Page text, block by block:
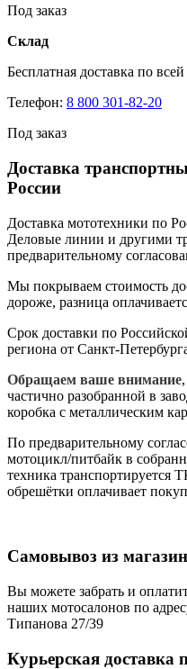
Под заказ
Склад
Бесплатная доставка по
Телефон: 8 800 301-82-20
Под заказ
Доставка
России
Доставка мототехники по
Деловые линии и другими
предварительному
Мы покрываем стоимость
дороже, разница
Срок доставки по
региона от Санкт-
Обращаем ваше внимание
частично разобранной в
коробка с металлическим
По предварительному
мотоцикл/питбайк в
техника транспортируется
обрешётки оплачивает
Самовывоз из
Вы можете забрать и
наших мотосалонов по
Типанова 27/39
Курьерская